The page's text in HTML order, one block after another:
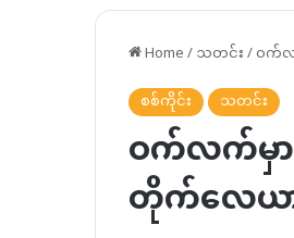
Home/သတင်း/ဝက်
စစ်ကိုင်း
သတင်း
ဝက်လက်မှ
တိုက်လေယာ